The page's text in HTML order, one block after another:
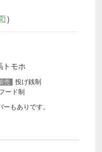
）
トモホ
売 投げ銭制
ード制
もありです。